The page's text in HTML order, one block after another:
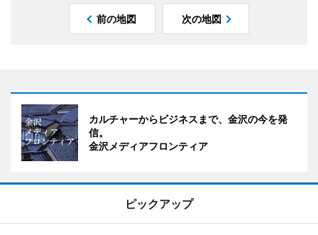
前の地図 次の地図
カルチャーからビジネスまで、金沢の今を発
信。
金沢メディアフロンティア
ピックアップ